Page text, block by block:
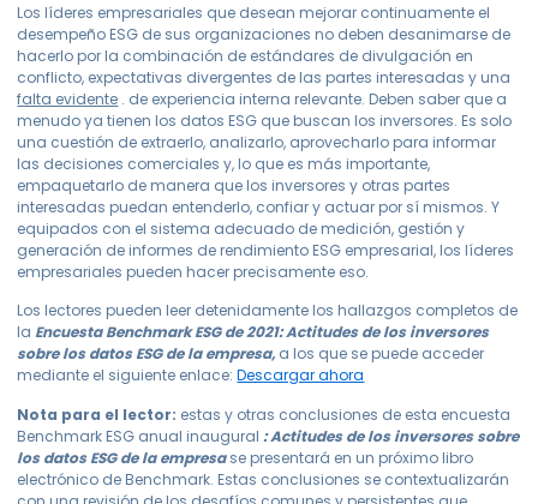
Los líderes empresariales que desean mejorar continuamente el
desempeño ESG de sus organizaciones no deben desanimarse de
hacerlo por la combinación de estándares de divulgación en
conflicto, expectativas divergentes de las partes interesadas y una
falta evidente . de experiencia interna relevante. Deben saber que a
menudo ya tienen los datos ESG que buscan los inversores. Es solo
una cuestión de extraerlo, analizarlo, aprovecharlo para informar
las decisiones comerciales y, lo que es más importante,
empaquetarlo de manera que los inversores y otras partes
interesadas puedan entenderlo, confiar y actuar por sí mismos. Y
equipados con el sistema adecuado de medición, gestión y
generación de informes de rendimiento ESG empresarial, los líderes
empresariales pueden hacer precisamente eso.
Los lectores pueden leer detenidamente los hallazgos completos de
la Encuesta Benchmark ESG de 2021: Actitudes de los inversores
sobre los datos ESG de la empresa, a los que se puede acceder
mediante el siguiente enlace:Descargar ahora
Nota para el lector: estas y otras conclusiones de esta encuesta
Benchmark ESG anual inaugural : Actitudes de los inversores sobre
los datos ESG de la empresa se presentará en un próximo libro
electrónico de Benchmark. Estas conclusiones se contextualizarán